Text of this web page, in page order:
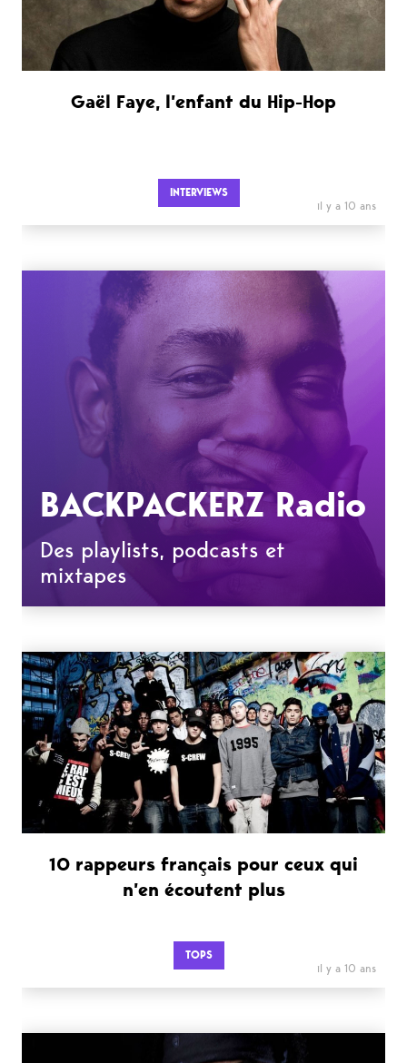
Gaël Faye, l’enfant du Hip-Hop
INTERVIEWS
il y a 10 ans
BACKPACKERZ Radio
Des playlists, podcasts et
mixtapes
10 rappeurs français pour ceux qui
n’en écoutent plus
TOPS
il y a 10 ans